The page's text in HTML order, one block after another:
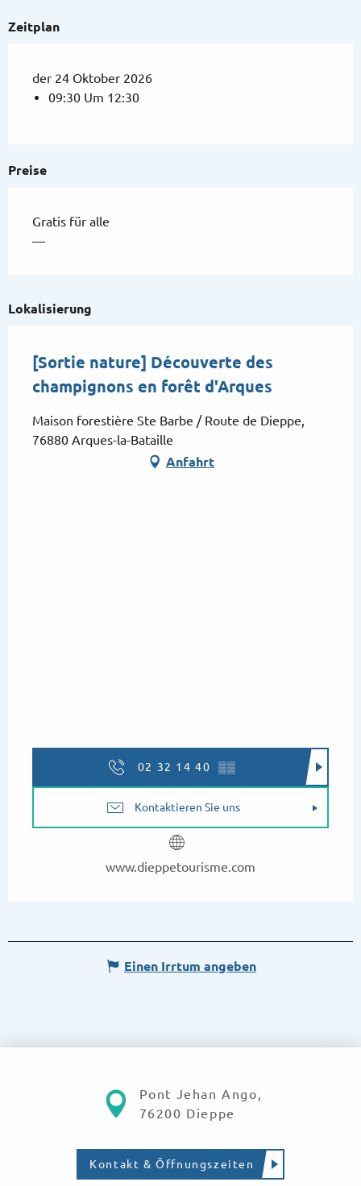
Preise
Gratis für alle
—
Zeitplan
der 24 Oktober 2026
09:30 Um 12:30
Lokalisierung
[Sortie nature] Découverte des
champignons en forêt d'Arques
Maison forestière Ste Barbe / Route de Dieppe,
76880 Arques-la-Bataille
Anfahrt
02 32 14 40 ▒▒
Kontaktieren Sie uns
www.dieppetourisme.com
Einen Irrtum angeben
Pont Jehan Ango,
76200 Dieppe
Kontakt & Öffnungszeiten